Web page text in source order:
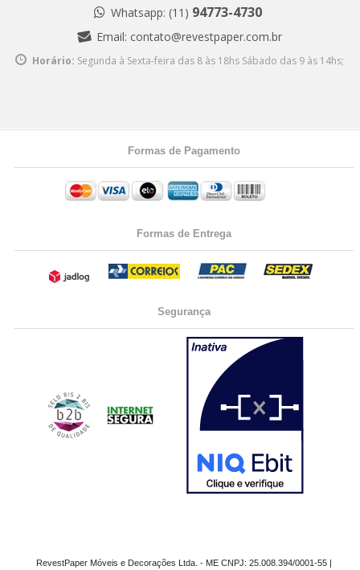
Whatsapp: (11) 94773-4730
Email: contato@revestpaper.com.br
Horário: Segunda à Sexta-feira das 8 às 18hs Sábado das 9 às 14hs;
Formas de Pagamento
Formas de Entrega
Segurança
RevestPaper Móveis e Decorações Ltda. - ME CNPJ: 25.008.394/0001-55 |